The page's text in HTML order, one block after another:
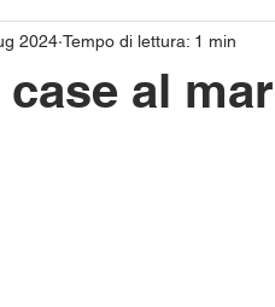
al
2024 Tempo di lettura: 1 min